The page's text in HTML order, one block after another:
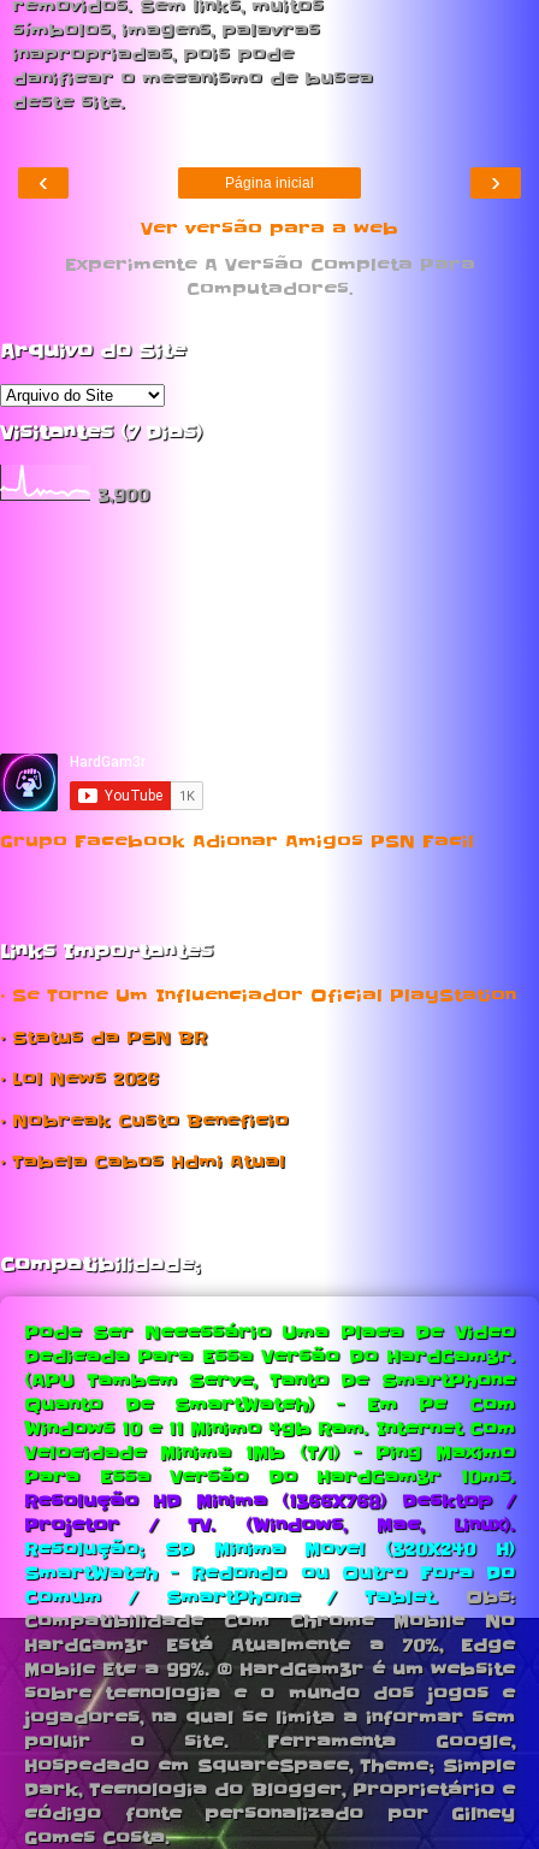
removidos. Sem links, muitos
símbolos, imagens, palavras
inapropriadas, pois pode
danificar o mecanismo de busca
deste site.
‹ ›
Página inicial
Ver versão para a web
Experimente A Versão Completa Para
Computadores.
Arquivo do Site
Visitantes (7 Dias)
3,900
Grupo Facebook Adionar Amigos PSN Facil
Links Importantes
• Se Torne Um Influenciador Oficial PlayStation
• Status da PSN BR
• Lol News 2026
• Nobreak Custo Beneficio
• Tabela Cabos Hdmi Atual
Compatibilidade;
Pode Ser Necessário Uma Placa De Video
Dedicada Para Essa Versão Do HardGam3r.
(APU Tambem Serve, Tanto De SmartPhone
Quanto De SmartWatch) - Em Pc Com
Windows 10 e 11 Minimo 4gb Ram. Internet Com
Velocidade Minima 1Mb (T/1) - Ping Maximo
Para Essa Versão Do HardGam3r 10ms.
Resolução HD Minima (1366X768) Desktop /
Projetor / TV. (Windows, Mac, Linux).
Resolução; SD Minima Movel (320X240 H)
SmartWatch - Redondo ou Outro Fora Do
Comum / SmartPhone / Tablet.Obs:
Compatibilidade Com Chrome Mobile No
HardGam3r Está Atualmente a 70%, Edge
Mobile Etc a 99%. © HardGam3r é um website
sobre tecnologia e o mundo dos jogos e
jogadores, na qual se limita a informar sem
poluir o site. Ferramenta Google,
Hospedado em SquareSpace, Theme; Simple
Dark, Tecnologia do Blogger, Proprietário e
código fonte personalizado por Gilney
Gomes Costa.